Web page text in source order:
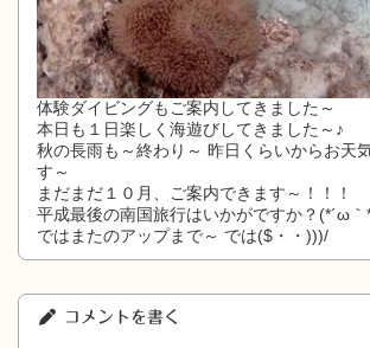
体験ダイビングもご案内してきました～
本日も１日楽しく海遊びしてきました～♪
秋の長雨も～終わり～ 昨日くらいからお天
す～
まだまだ１０月、ご案内できます～！！！
平成最後の南国旅行はいかがですか？(*´ω｀
ではまたのアップまで～ では($・・)))/
コメントを書く